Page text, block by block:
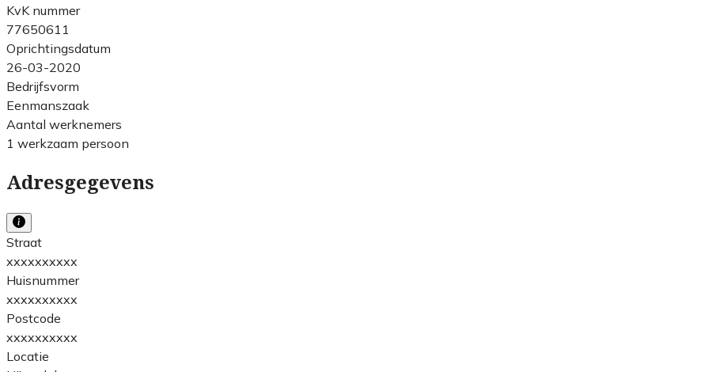
KvK nummer
77650611
Oprichtingsdatum
26-03-2020
Bedrijfsvorm
Eenmanszaak
Aantal werknemers
1 werkzaam persoon
Adresgegevens
Straat
xxxxxxxxxx
Huisnummer
xxxxxxxxxx
Postcode
xxxxxxxxxx
Locatie